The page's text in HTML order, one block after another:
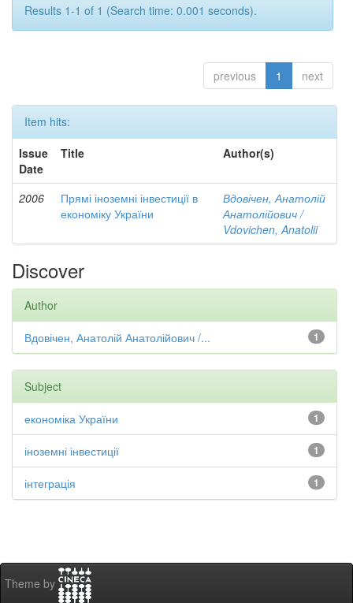
Results 1-1 of 1 (Search time: 0.001 seconds).
previous 1 next
Item hits:
Issue
Date
Title Author(s)
2006
Прямі іноземні інвестиції в
економіку України
Вдовічен, Анатолій
Анатолійович /
Vdovichen, Anatolii
Discover
Author
1
Вдовічен, Анатолій Анатолійович /...
Subject
1
економіка України
1
іноземні інвестиції
1
інтеграція
Theme by